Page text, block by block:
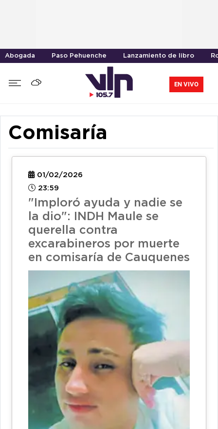
Abogada Paso Pehuenche Lanzamiento de libro
EN VIVO
Comisaría
01/02/2026
23:59
"Imploró ayuda y nadie se
la dio": INDH Maule se
querella contra
excarabineros por muerte
en comisaría de Cauquenes